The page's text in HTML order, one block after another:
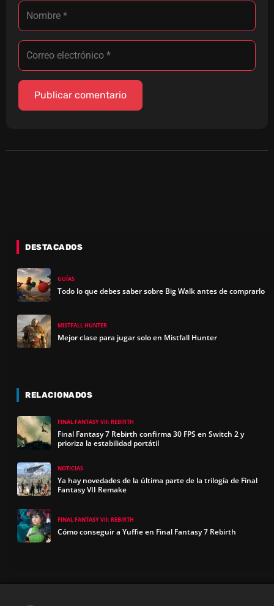
DESTACADOS
GUÍAS
Todo lo que debes saber sobre Big Walk antes de comprarlo
MISTFALL HUNTER
Mejor clase para jugar solo en Mistfall Hunter
RELACIONADOS
FINAL FANTASY VII: REBIRTH
Final Fantasy 7 Rebirth confirma 30 FPS en Switch 2 y
prioriza la estabilidad portátil
NOTICIAS
Ya hay novedades de la última parte de la trilogía de Final
Fantasy VII Remake
FINAL FANTASY VII: REBIRTH
Cómo conseguir a Yuffie en Final Fantasy 7 Rebirth